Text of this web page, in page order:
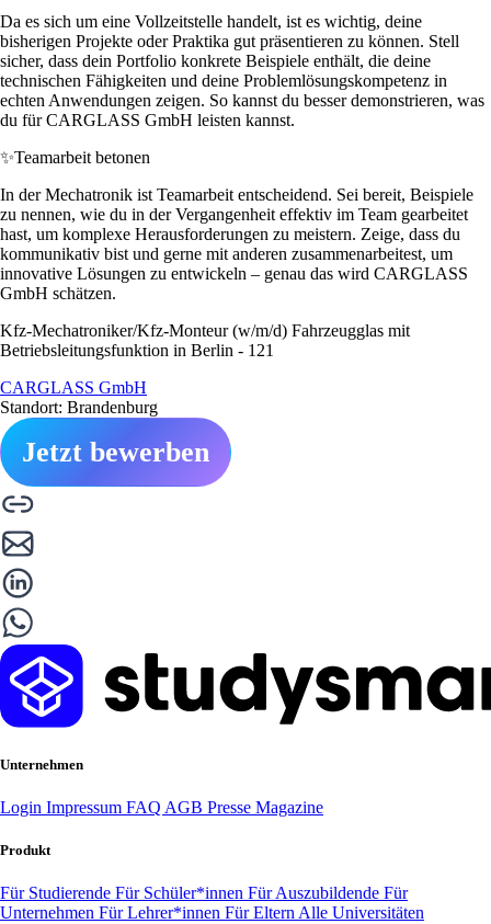
Da es sich um eine Vollzeitstelle handelt, ist es wichtig, deine
bisherigen Projekte oder Praktika gut präsentieren zu können. Stell
sicher, dass dein Portfolio konkrete Beispiele enthält, die deine
technischen Fähigkeiten und deine Problemlösungskompetenz in
echten Anwendungen zeigen. So kannst du besser demonstrieren, was
du für CARGLASS GmbH leisten kannst.
✨Teamarbeit betonen
In der Mechatronik ist Teamarbeit entscheidend. Sei bereit, Beispiele
zu nennen, wie du in der Vergangenheit effektiv im Team gearbeitet
hast, um komplexe Herausforderungen zu meistern. Zeige, dass du
kommunikativ bist und gerne mit anderen zusammenarbeitest, um
innovative Lösungen zu entwickeln – genau das wird CARGLASS
GmbH schätzen.
Kfz-Mechatroniker/Kfz-Monteur (w/m/d) Fahrzeugglas mit
Betriebsleitungsfunktion in Berlin - 121
CARGLASS GmbH
Standort: Brandenburg
Jetzt bewerben
Unternehmen
Login Impressum FAQ AGB Presse Magazine
Produkt
Für Studierende Für Schüler*innen Für Auszubildende Für
Unternehmen Für Lehrer*innen Für Eltern Alle Universitäten